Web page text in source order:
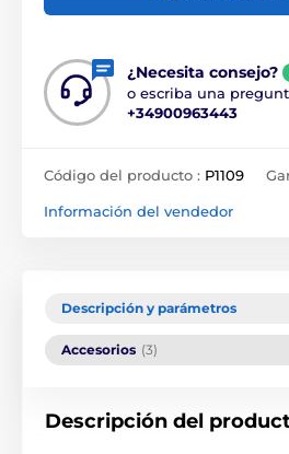
¿Necesita consejo?
o escriba una
+34900963443
Código del producto : P1109
Información del vendedor
Descripción y parámetros
Accesorios (3)
Descripción del